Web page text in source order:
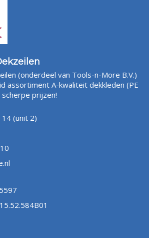
(onderdeel van Tools-n-More B.V.)
assortiment A-kwaliteit dekkleden (PE
prijzen!
(unit 2)